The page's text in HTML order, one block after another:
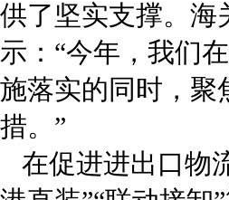
供了坚实支撑。海
示：“今年，我们
施落实的同时，聚
措。”
在促进进出口物